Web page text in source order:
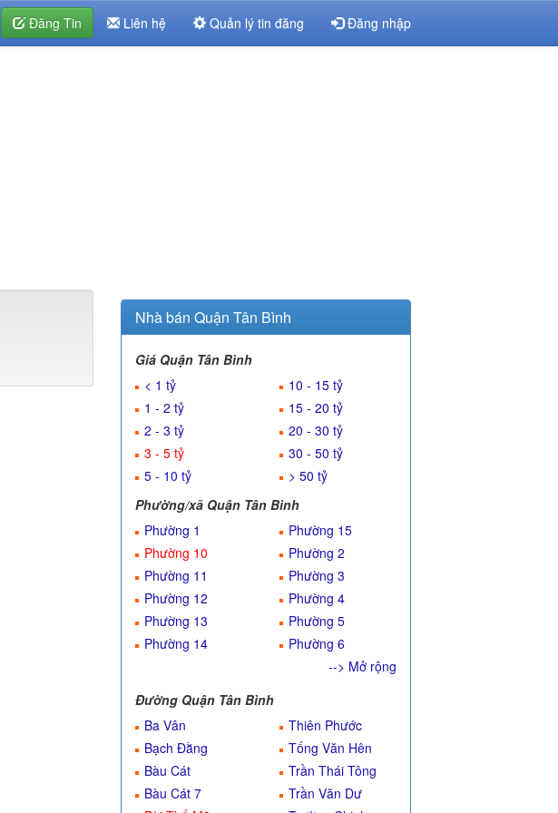
Đăng Tin Liên hệ Quản lý tin đăng Đăng nhập
Nhà bán Quận Tân Bình
Giá Quận Tân Bình
< 1 tỷ
1 - 2 tỷ
2 - 3 tỷ
3 - 5 tỷ
5 - 10 tỷ
10 - 15 tỷ
15 - 20 tỷ
20 - 30 tỷ
30 - 50 tỷ
> 50 tỷ
Phường/xã Quận Tân Bình
Phường 1
Phường 10
Phường 11
Phường 12
Phường 13
Phường 14
Phường 15
Phường 2
Phường 3
Phường 4
Phường 5
Phường 6
--> Mở rộng
Đường Quận Tân Bình
Ba Vân
Bạch Đằng
Bàu Cát
Bàu Cát 7
Thiên Phước
Tống Văn Hên
Trần Thái Tông
Trần Văn Dư